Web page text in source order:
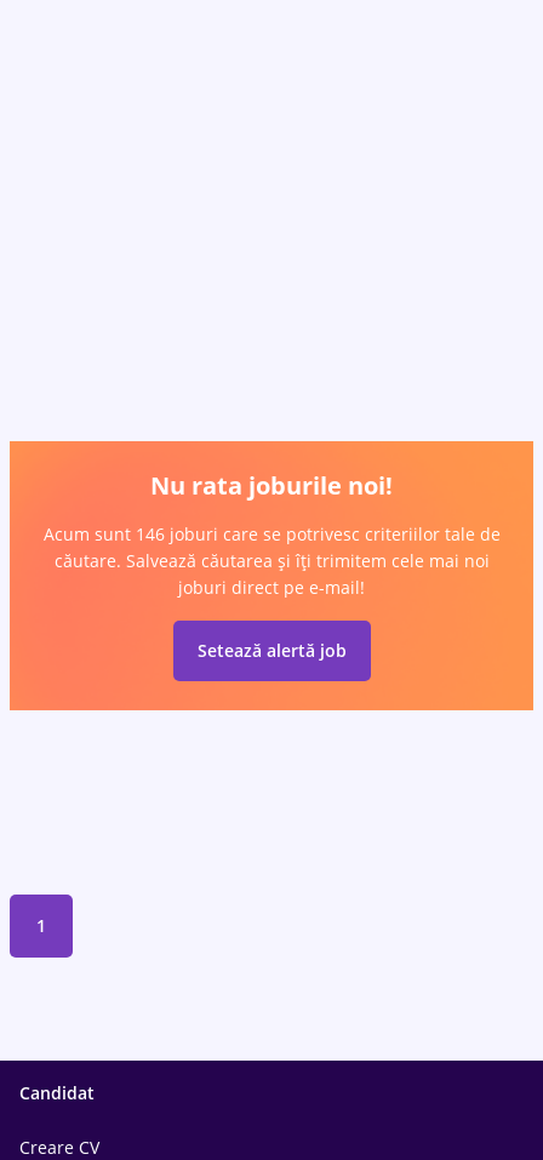
Nu rata joburile noi!
Acum sunt 146 joburi care se potrivesc criteriilor tale de
căutare. Salvează căutarea și îți trimitem cele mai noi
joburi direct pe e-mail!
Setează alertă job
1
Candidat
Creare CV